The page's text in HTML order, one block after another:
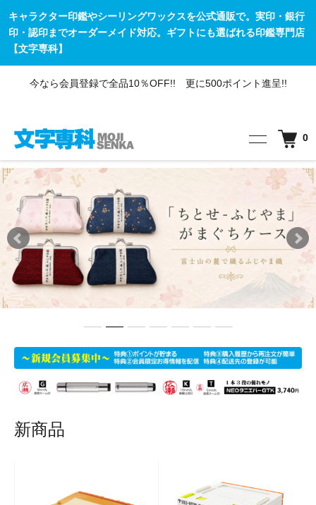
キャラクター印鑑やシーリングワックスを公式通販で。実印・銀行
印・認印までオーダーメイド対応。ギフトにも選ばれる印鑑専門店
【文字専科】
今なら会員登録で全品10％OFF!! 更に500ポイント進呈!!
0
新商品